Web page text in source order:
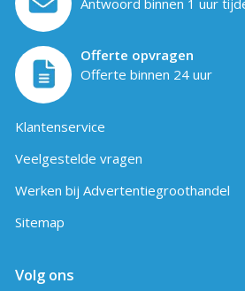
Offerte opvragen
Offerte binnen 24 uur
Klantenservice
Veelgestelde vragen
Werken bij Advertentiegroothandel
Sitemap
Volg ons